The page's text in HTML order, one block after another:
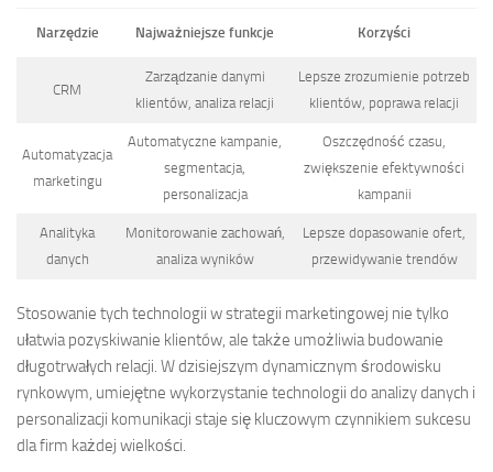
Narzędzie Najważniejsze funkcje Korzyści
CRM
Zarządzanie danymi
klientów, analiza relacji
Lepsze zrozumienie potrzeb
klientów, poprawa relacji
Automatyzacja
marketingu
Automatyczne kampanie,
segmentacja,
personalizacja
Oszczędność czasu,
zwiększenie efektywności
kampanii
Analityka
danych
Monitorowanie zachowań,
analiza wyników
Lepsze dopasowanie ofert,
przewidywanie trendów
Stosowanie tych technologii w strategii marketingowej nie tylko
ułatwia pozyskiwanie klientów, ale także umożliwia budowanie
długotrwałych relacji. W dzisiejszym dynamicznym środowisku
rynkowym, umiejętne wykorzystanie technologii do analizy danych i
personalizacji komunikacji staje się kluczowym czynnikiem sukcesu
dla firm każdej wielkości.